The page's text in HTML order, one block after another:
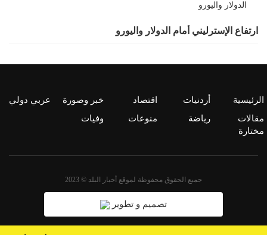
ارتفاع الإسترليني أمام الدولار واليورو
الرئيسية أردنيات اقتصاد خبر وصورة
عربي دولي
مقالات
مختارة
رياضة منوعات وفيات
جميع الحقوق محفوظة لموقع أخبار البلد © 2023
تصميم و تطوير